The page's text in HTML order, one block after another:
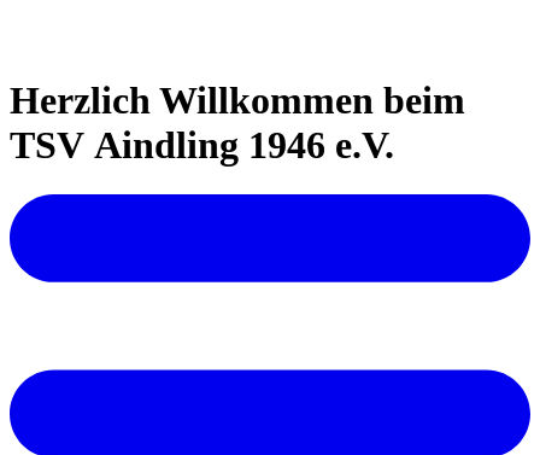
Herzlich Willkommen beim
TSV Aindling 1946 e.V.